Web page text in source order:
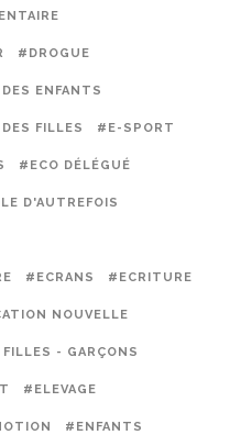
#DROGUE
ENFANTS
FILLES #E-SPORT
#ECO DÉLÉGUÉ
D'AUTREFOIS
#ECRANS #ECRITURE
NOUVELLE
- GARÇONS
#ELEVAGE
#ENFANTS